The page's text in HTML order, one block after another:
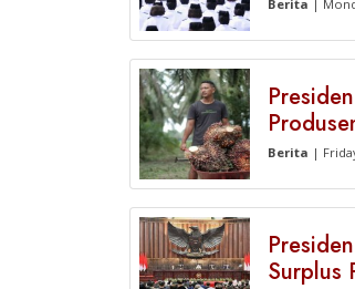
Berita |
Berita |
Surplus